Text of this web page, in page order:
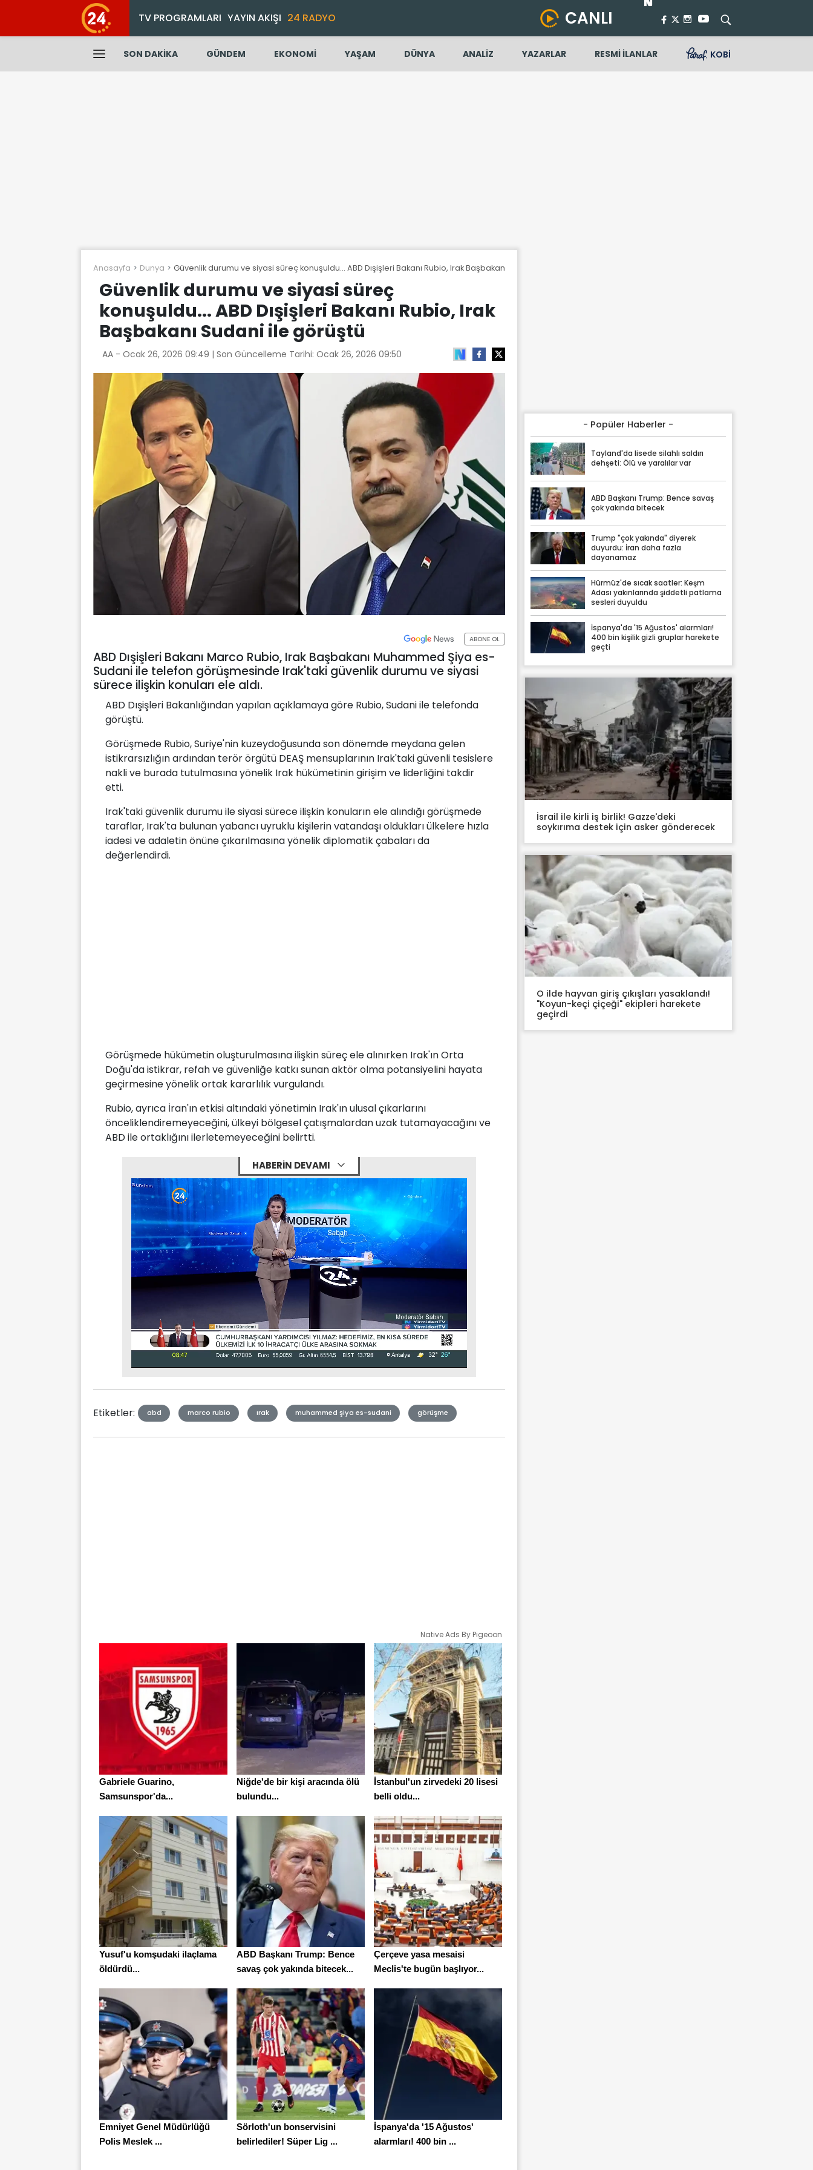
TV PROGRAMLARI YAYIN AKIŞI 24 RADYO CANLI
SON DAKİKA GÜNDEM EKONOMİ YAŞAM DÜNYA ANALİZ YAZARLAR RESMİ İLANLAR KOBİ
Anasayfa Dunya Güvenlik durumu ve siyasi süreç konuşuldu... ABD Dışişleri Bakanı Rubio, Irak Başbakanı Sudani ile görüştü
Güvenlik durumu ve siyasi süreç
konuşuldu... ABD Dışişleri Bakanı Rubio, Irak
Başbakanı Sudani ile görüştü
AA - Ocak 26, 2026 09:49 | Son Güncelleme Tarihi: Ocak 26, 2026 09:50
ABONE OL
ABD Dışişleri Bakanı Marco Rubio, Irak Başbakanı Muhammed Şiya es-
Sudani ile telefon görüşmesinde Irak'taki güvenlik durumu ve siyasi
sürece ilişkin konuları ele aldı.
ABD Dışişleri Bakanlığından yapılan açıklamaya göre Rubio, Sudani ile telefonda
görüştü.
Görüşmede Rubio, Suriye'nin kuzeydoğusunda son dönemde meydana gelen
istikrarsızlığın ardından terör örgütü DEAŞ mensuplarının Irak'taki güvenli tesislere
nakli ve burada tutulmasına yönelik Irak hükümetinin girişim ve liderliğini takdir
etti.
Irak'taki güvenlik durumu ile siyasi sürece ilişkin konuların ele alındığı görüşmede
taraflar, Irak'ta bulunan yabancı uyruklu kişilerin vatandaşı oldukları ülkelere hızla
iadesi ve adaletin önüne çıkarılmasına yönelik diplomatik çabaları da
değerlendirdi.
Görüşmede hükümetin oluşturulmasına ilişkin süreç ele alınırken Irak'ın Orta
Doğu'da istikrar, refah ve güvenliğe katkı sunan aktör olma potansiyelini hayata
geçirmesine yönelik ortak kararlılık vurgulandı.
Rubio, ayrıca İran'ın etkisi altındaki yönetimin Irak'ın ulusal çıkarlarını
önceliklendiremeyeceğini, ülkeyi bölgesel çatışmalardan uzak tutamayacağını ve
ABD ile ortaklığını ilerletemeyeceğini belirtti.
HABERİN DEVAMI
Stream
Etiketler: abd marco rubio ırak muhammed şiya es-sudani görüşme
Native Ads By Pigeoon
Gabriele Guarino,
Samsunspor'da...
Niğde'de bir kişi aracında ölü
bulundu...
İstanbul'un zirvedeki 20 lisesi
belli oldu...
Yusuf'u komşudaki ilaçlama
öldürdü...
ABD Başkanı Trump: Bence
savaş çok yakında bitecek...
Çerçeve yasa mesaisi
Meclis'te bugün başlıyor...
Emniyet Genel Müdürlüğü
Polis Meslek ...
Sörloth'un bonservisini
belirlediler! Süper Lig ...
İspanya'da '15 Ağustos'
alarmları! 400 bin ...
- Popüler Haberler -
Tayland'da lisede silahlı saldırı
dehşeti: Ölü ve yaralılar var
ABD Başkanı Trump: Bence savaş
çok yakında bitecek
Trump "çok yakında" diyerek
duyurdu: İran daha fazla
dayanamaz
Hürmüz'de sıcak saatler: Keşm
Adası yakınlarında şiddetli patlama
sesleri duyuldu
İspanya'da '15 Ağustos' alarmları!
400 bin kişilik gizli gruplar harekete
geçti
İsrail ile kirli iş birlik! Gazze'deki
soykırıma destek için asker gönderecek
O ilde hayvan giriş çıkışları yasaklandı!
"Koyun-keçi çiçeği" ekipleri harekete
geçirdi